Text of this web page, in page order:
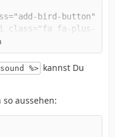
%> kannst Du
aussehen: